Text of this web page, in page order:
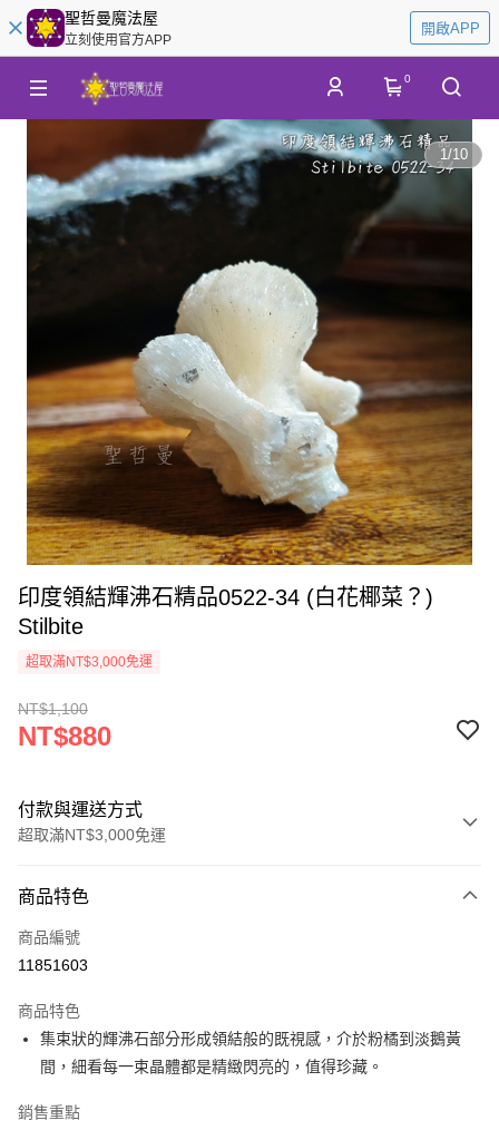
聖哲曼魔法屋
立刻使用官方APP
開啟APP
0
1/10
印度領結輝沸石精品0522-34 (白花椰菜？)
Stilbite
超取滿NT$3,000免運
NT$1,100
NT$880
付款與運送方式
超取滿NT$3,000免運
信用卡一次付款
超商取貨付款
Apple Pay
街口支付
悠遊付
商品特色
商品編號
11851603
商品特色
集束狀的輝沸石部分形成領結般的既視感，介於粉橘到淡鵝黃
間，細看每一束晶體都是精緻閃亮的，值得珍藏。
銷售重點